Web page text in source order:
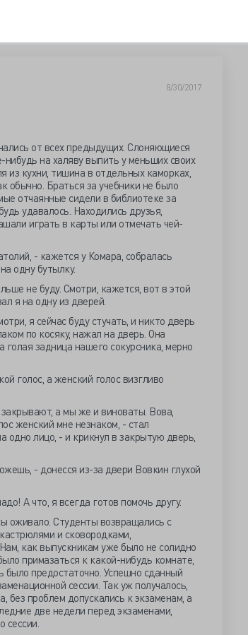
8/30/2017
от всех предыдущих. Слоняющиеся
на халяву выпить у меньших своих
из кухни, тишина в отдельных каморках,
обычно. Браться за учебники не было
отчаянные сидели в библиотеке за
удавалось. Находились друзья,
играть в карты или отмечать чей-
- кажется у Комара, собралась
одну бутылку.
не буду. Смотри, кажется, вот в этой
я на одну из дверей.
я сейчас буду стучать, и никто дверь
по косяку, нажал на дверь. Она
задница нашего сокурсника, мерно
голос, а женский голос визгливо
а мы же и виноваты. Вова,
женский мне незнаком, - стал
одно лицо, - и крикнул в закрытую дверь,
- донесся из-за двери Вовкин глухой
А что, я всегда готов помочь другу.
оживало. Студенты возвращались с
и сковородками,
как выпускникам уже было не солидно
примазаться к какой-нибудь комнате,
предостаточно. Успешно сданный
сессии. Так уж получалось,
без проблем допускались к экзаменам, а
две недели перед экзаменами,
сессии.